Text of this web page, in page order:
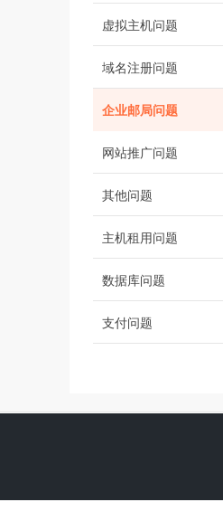
虚拟主机问题
域名注册问题
企业邮局问题
网站推广问题
其他问题
主机租用问题
数据库问题
支付问题